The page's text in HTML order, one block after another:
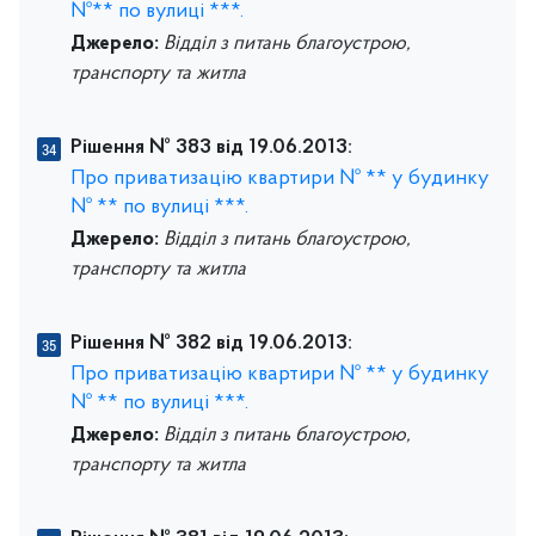
№** по вулиці ***.
Джерело: Відділ з питань благоустрою,
транспорту та житла
Рішення № 383 від 19.06.2013:
Про приватизацію квартири № ** у будинку
№ ** по вулиці ***.
Джерело: Відділ з питань благоустрою,
транспорту та житла
Рішення № 382 від 19.06.2013:
Про приватизацію квартири № ** у будинку
№ ** по вулиці ***.
Джерело: Відділ з питань благоустрою,
транспорту та житла